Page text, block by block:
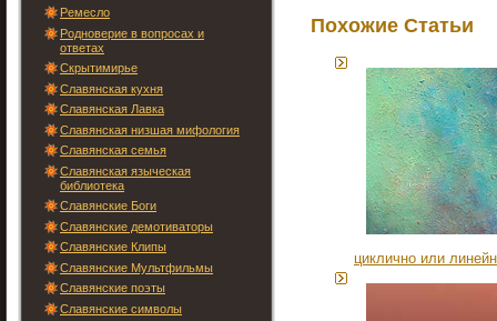
Ремесло
Родноверие в вопросах и
ответах
Скрытимирье
Славянская кухня
Славянская Лавка
Славянская низшая мифология
Славянская семья
Славянская языческая
библиотека
Славянские Боги
Славянские демотиваторы
Славянские Клипы
Славянские Мультфильмы
Славянские поэты
Славянские символы
Похожие Статьи
циклично или